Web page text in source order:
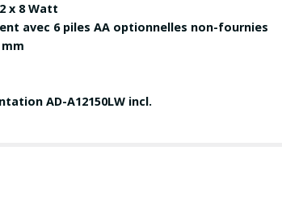
x 8 Watt
avec 6 piles AA optionnelles non-fournies
mm
AD-A12150LW incl.